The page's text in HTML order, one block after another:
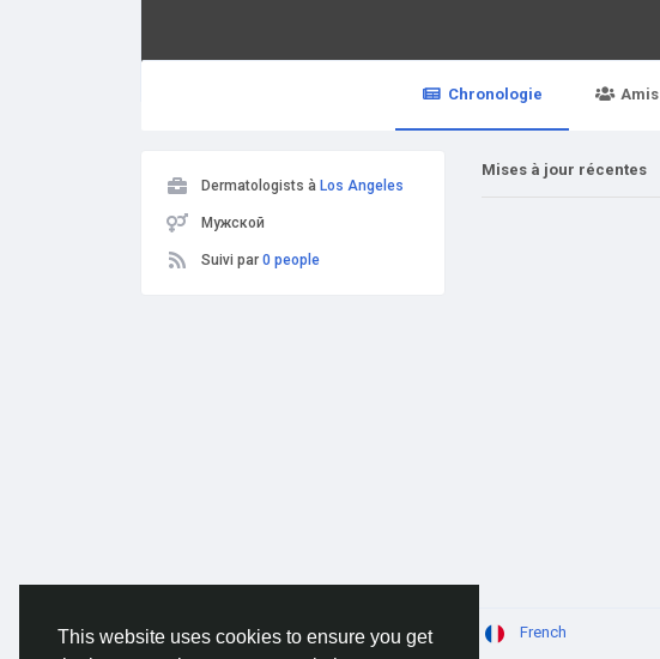
This website uses cookies to ensure you get
Chronologie Amis
Dermatologists à Los Angeles
Мужской
Suivi par 0 people
Mises à jour récentes
© 2026 AnimeSocial.SU - Первая аниме сеть! French